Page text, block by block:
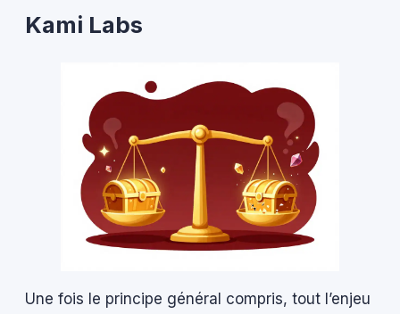
Kami Labs
Une fois le principe général compris, tout l’enjeu